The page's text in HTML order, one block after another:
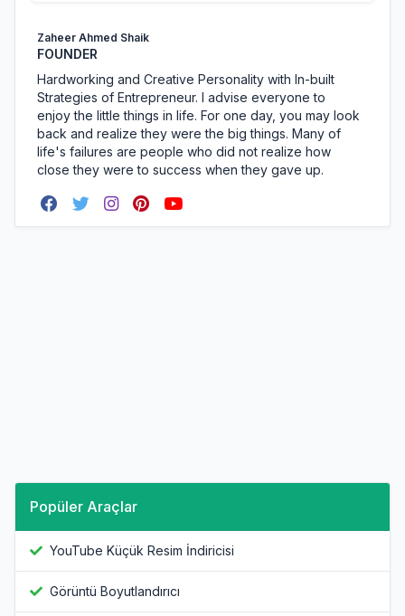
Zaheer Ahmed Shaik
FOUNDER
Hardworking and Creative Personality with In-built
Strategies of Entrepreneur. I advise everyone to
enjoy the little things in life. For one day, you may look
back and realize they were the big things. Many of
life's failures are people who did not realize how
close they were to success when they gave up.
Popüler Araçlar
YouTube Küçük Resim İndiricisi
Görüntü Boyutlandırıcı